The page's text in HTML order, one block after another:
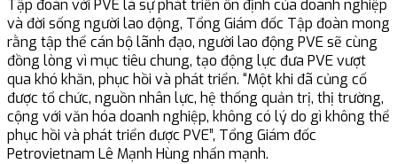
Tập đoàn với PVE là sự phát triển ổn định của doanh nghiệp
và đời sống người lao động, Tổng Giám đốc Tập đoàn mong
rằng tập thể cán bộ lãnh đạo, người lao động PVE sẽ cùng
đồng lòng vì mục tiêu chung, tạo động lực đưa PVE vượt
qua khó khăn, phục hồi và phát triển. “Một khi đã củng cố
được tổ chức, nguồn nhân lực, hệ thống quản trị, thị trường,
cộng với văn hóa doanh nghiệp, không có lý do gì không thể
phục hồi và phát triển được PVE”, Tổng Giám đốc
Petrovietnam Lê Mạnh Hùng nhấn mạnh.